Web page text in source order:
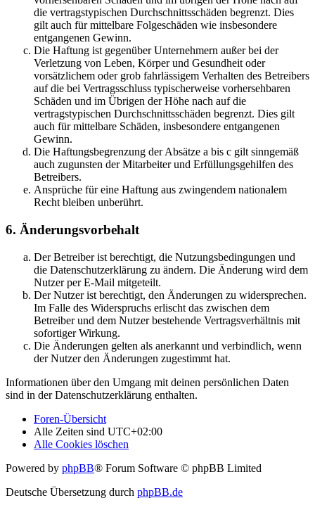
die vertragstypischen Durchschnittsschäden begrenzt. Dies
gilt auch für mittelbare Folgeschäden wie insbesondere
entgangenen Gewinn.
Die Haftung ist gegenüber Unternehmern außer bei der
Verletzung von Leben, Körper und Gesundheit oder
vorsätzlichem oder grob fahrlässigem Verhalten des Betreibers
auf die bei Vertragsschluss typischerweise vorhersehbaren
Schäden und im Übrigen der Höhe nach auf die
vertragstypischen Durchschnittsschäden begrenzt. Dies gilt
auch für mittelbare Schäden, insbesondere entgangenen
Gewinn.
Die Haftungsbegrenzung der Absätze a bis c gilt sinngemäß
auch zugunsten der Mitarbeiter und Erfüllungsgehilfen des
Betreibers.
Ansprüche für eine Haftung aus zwingendem nationalem
Recht bleiben unberührt.
6. Änderungsvorbehalt
Der Betreiber ist berechtigt, die Nutzungsbedingungen und
die Datenschutzerklärung zu ändern. Die Änderung wird dem
Nutzer per E-Mail mitgeteilt.
Der Nutzer ist berechtigt, den Änderungen zu widersprechen.
Im Falle des Widerspruchs erlischt das zwischen dem
Betreiber und dem Nutzer bestehende Vertragsverhältnis mit
sofortiger Wirkung.
Die Änderungen gelten als anerkannt und verbindlich, wenn
der Nutzer den Änderungen zugestimmt hat.
Informationen über den Umgang mit deinen persönlichen Daten
sind in der Datenschutzerklärung enthalten.
Foren-Übersicht
Alle Zeiten sind UTC+02:00
Alle Cookies löschen
Powered by phpBB® Forum Software © phpBB Limited
Deutsche Übersetzung durch phpBB.de